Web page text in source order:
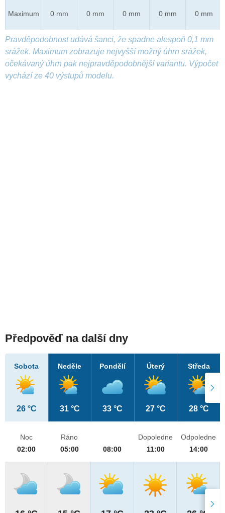
Maximum 0 mm 0 mm 0 mm 0 mm 0 mm
Pravděpodobnost udává šanci, že spadne alespoň 0,1 mm
srážek. Maximum zobrazuje nejvyšší možný úhrn srážek,
očekávaný úhrn pak nejpravděpodobnější variantu. Výpočet
vychází ze 40 výstupů modelu.
Předpověď na další dny
Sobota
26 °C
Neděle
31 °C
Pondělí
33 °C
Úterý
27 °C
Středa
28 °C
Noc
02:00
Ráno
05:00
08:00
Dopoledne
11:00
Odpoledne
14:00